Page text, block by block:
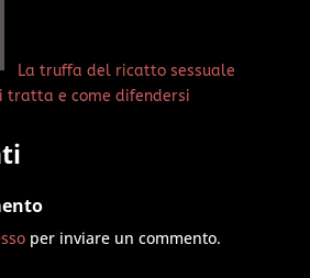
La truffa del ricatto sessuale
tratta e come difendersi
per inviare un commento.